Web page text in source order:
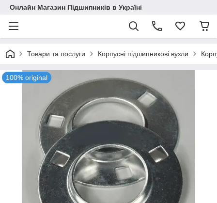
Онлайн Магазин Підшипників в Україні
Товари та послуги Корпусні підшипникові вузли
100% original